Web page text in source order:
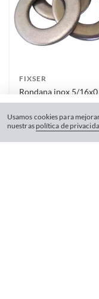
− +
Máximo 7 unidades.
FIXSER
Rondana inox 5/16x0
bp1 5pzs
$9
VER PRODUCTO
Usamos cookies para
nuestras política de